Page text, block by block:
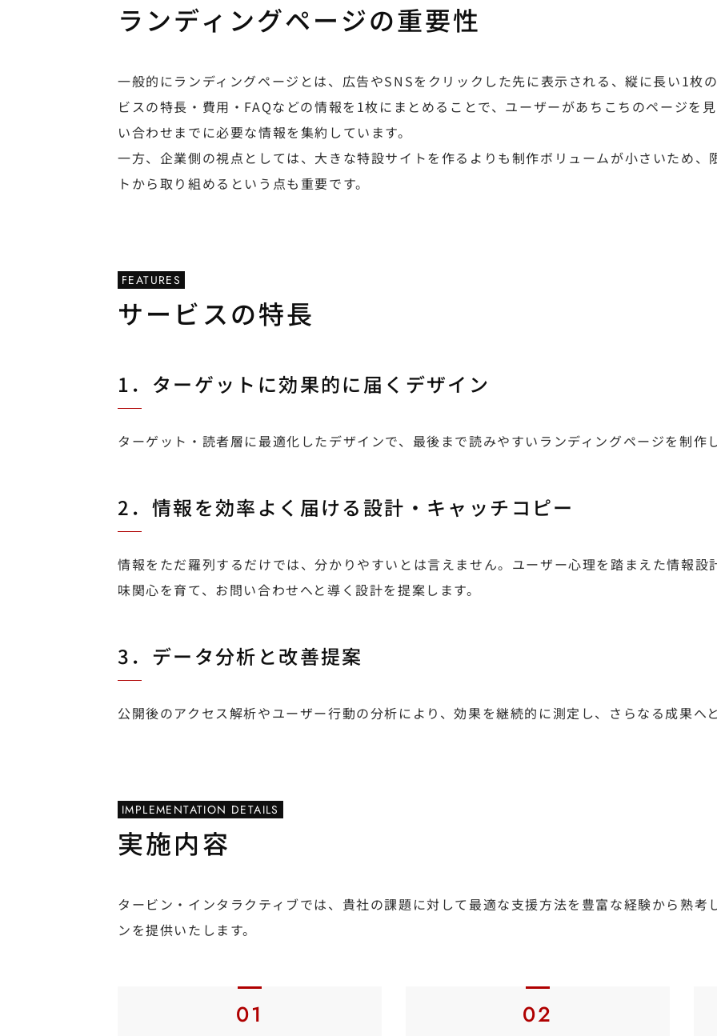
ランディングページの重要性
一般的にランディングページとは、広告やSNSをクリックした先に表示される、縦に長い1枚
ビスの特長・費用・FAQなどの情報を1枚にまとめることで、ユーザーがあちこちのページを
い合わせまでに必要な情報を集約しています。
一方、企業側の視点としては、大きな特設サイトを作るよりも制作ボリュームが小さいため、
トから取り組めるという点も重要です。
FEATURES
サービスの特長
1．ターゲットに効果的に届くデザイン
ターゲット・読者層に最適化したデザインで、最後まで読みやすいランディングページを制作し
2．情報を効率よく届ける設計・キャッチコピー
情報をただ羅列するだけでは、分かりやすいとは言えません。ユーザー心理を踏まえた情報設
味関心を育て、お問い合わせへと導く設計を提案します。
3．データ分析と改善提案
公開後のアクセス解析やユーザー行動の分析により、効果を継続的に測定し、さらなる成果へ
IMPLEMENTATION DETAILS
実施内容
タービン・インタラクティブでは、貴社の課題に対して最適な支援方法を豊富な経験から熟考
ンを提供いたします。